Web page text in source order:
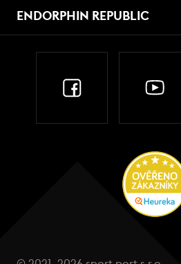
ENDORPHIN REPUBLIC